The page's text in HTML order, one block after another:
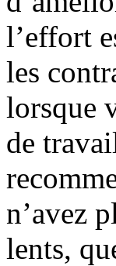
l’effort
les
lorsque
de
n’avez
lents,